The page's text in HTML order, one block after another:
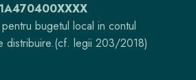
bugetul local in contul
distribuire.(cf. legii 203/2018)